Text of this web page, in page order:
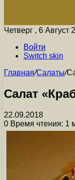
Четверг , 6 Август
Войти
Switch skin
Главная/Салаты/
Салат
22.09.2018
0 Время чтения: 1